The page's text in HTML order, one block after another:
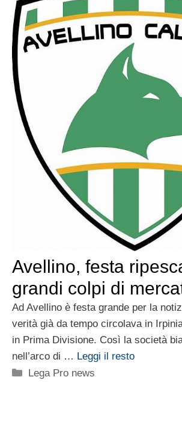
Avellino, festa
grandi colpi di
Ad Avellino è festa grande per la
verità già da tempo circolava in
in Prima Divisione. Così la società
nell’arco di … Leggi il resto
Categorie
Lega Pro news